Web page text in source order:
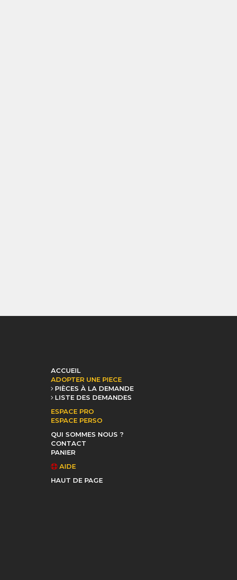
ACCUEIL
ADOPTER UNE PIECE
PIÈCES À LA DEMANDE
LISTE DES DEMANDES
ESPACE PRO
ESPACE PERSO
QUI SOMMES NOUS ?
CONTACT
PANIER
AIDE
HAUT DE PAGE